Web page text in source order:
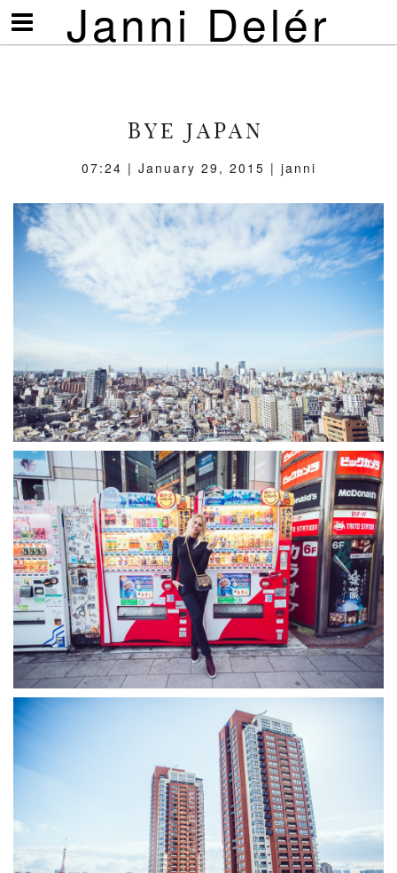
Janni Delér
Visa/göm
meny
BYE JAPAN
07:24 | January 29, 2015 | janni